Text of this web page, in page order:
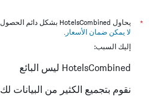
*
يحاول HotelsCombined بشكل دائم الحصول على الأسعار الدقيقة، ولكن
لا يمكن ضمان الأسعار .
إليك السبب:
HotelsCombined ليس البائع
نقوم بتجميع الكثير من البيانات لك